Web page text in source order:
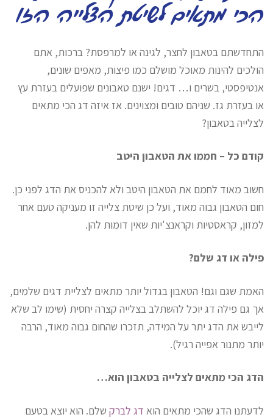
הכי מתאים לשיטת הצלייה הזו
התחדשתם בטאבון לחצר, לגינה או למרפסת? ברכות, אתם
הולכים להינות מאוכל מושלם כמו פיצות, מאפים שונים,
אנטיפסטי, בשרים ו… דגים! ישנם טאבונים שפועלים בעזרת עץ
או בעזרת גז. שניהם טובים ומצוינים. אז איזה דג הכי מתאים
לצלייה בטאבון?
קודם כל – חממו את הטאבון היטב
חשוב מאוד לחמם את הטאבון היטב ולא להכניס את הדג לפני כן.
חום הטאבון גבוה מאוד, ועל כן שיטת צלייה זו מעניקה טעם אחר
למזון, קראסטיות וקראנצ'יות שאין דומות להן.
פילה או דג שלם?
האמת שגם וגם! הטאבון בגדול יותר מתאים לצליית דגים שלמים,
אך גם פילה דג יוכל להשתלב בצלייה קצרה יחסית (שימו לב שלא
לייבש את הדג יתר על המידה, תזכרו שהחום גבוה מאוד, הרבה
יותר מתנור אפייה רגיל).
הדג הכי מתאים לצלייה בטאבון הוא…
לדעתנו הדג שהכי מתאים הוא דג לברק שלם. הוא יוצא בטעם